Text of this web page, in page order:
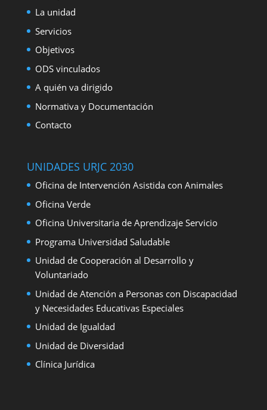
La unidad
Servicios
Objetivos
ODS vinculados
A quién va dirigido
Normativa y Documentación
Contacto
UNIDADES URJC 2030
Oficina de Intervención Asistida con Animales
Oficina Verde
Oficina Universitaria de Aprendizaje Servicio
Programa Universidad Saludable
Unidad de Cooperación al Desarrollo y
Voluntariado
Unidad de Atención a Personas con Discapacidad
y Necesidades Educativas Especiales
Unidad de Igualdad
Unidad de Diversidad
Clínica Jurídica